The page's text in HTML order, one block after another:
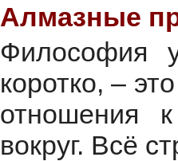
Алмазные
Философия
коротко, –
отношения
вокруг. Всё